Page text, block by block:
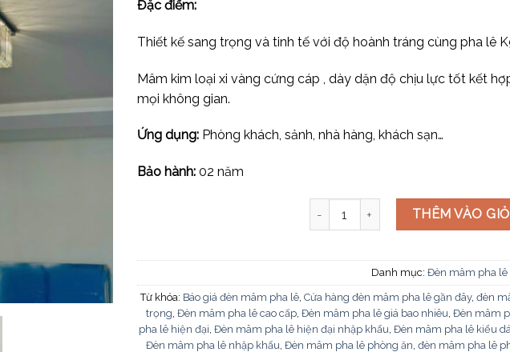
Đặc điểm:
Thiết kế sang trọng và tinh tế với độ hoành tráng cùng pha lê
Mâm kim loại xi vàng cứng cáp , dày dặn độ chịu lực tốt kết
mọi không gian.
Ứng dụng: Phòng khách, sảnh, nhà hàng, khách sạn…
Bảo hành: 02 năm
Đèn mâm pha lê OTPL355 số lượng
THÊM VÀO
Danh mục: Đèn mâm pha lê
Từ khóa: Báo giá đèn mâm pha lê, Cửa hàng đèn mâm pha lê gần đây, đèn
trọng Đèn mâm pha lê cao cấp Đèn mâm pha lê giá bao nhiêu Đèn mâm
pha lê hiện đại Đèn mâm pha lê hiện đại nhập khẩu Đèn mâm pha lê kiểu
Đèn mâm pha lê nhập khẩu Đèn mâm pha lê phòng ăn đèn mâm pha lê